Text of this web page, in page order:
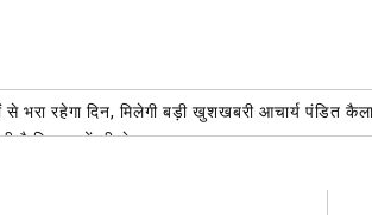
भरा रहेगा दिन, मिलेगी बड़ी खुशखबरी आचार्य पंडित
है शिवभक्तों की सेवाAUGUST 3, 2026
का चमकाएगा भाग्य, पढ़ें आज का राशिफल आचार्य